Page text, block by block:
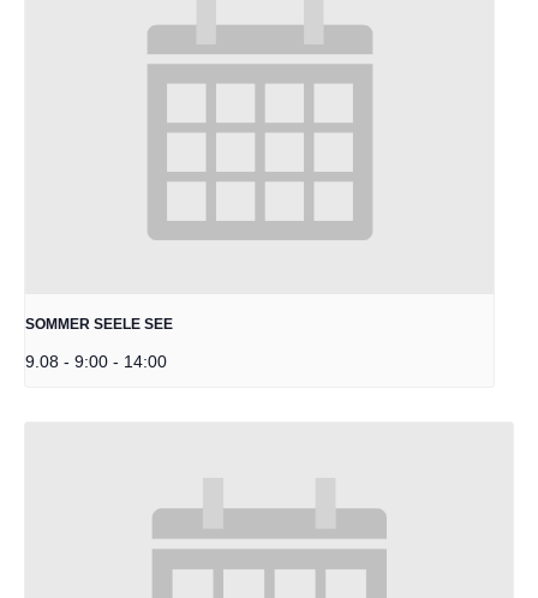
SOMMER SEELE SEE
9.08 - 9:00 - 14:00